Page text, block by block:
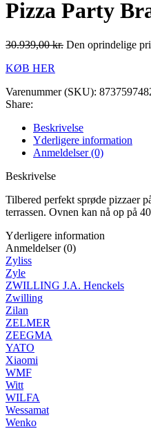
Pizza Party
30.939,00kr. Den oprindelige
KØB HER
Varenummer (SKU):
Share:
Beskrivelse
Yderligere information
Anmeldelser (0)
Beskrivelse
Tilbered perfekt sprøde pizzaer
terrassen. Ovnen kan nå op på
Yderligere information
Anmeldelser (0)
Zyliss
Zyle
ZWILLING J.A. Henckels
Zwilling
Zilan
ZELMER
ZEEGMA
YATO
Xiaomi
WMF
Witt
WILFA
Wessamat
Wenko